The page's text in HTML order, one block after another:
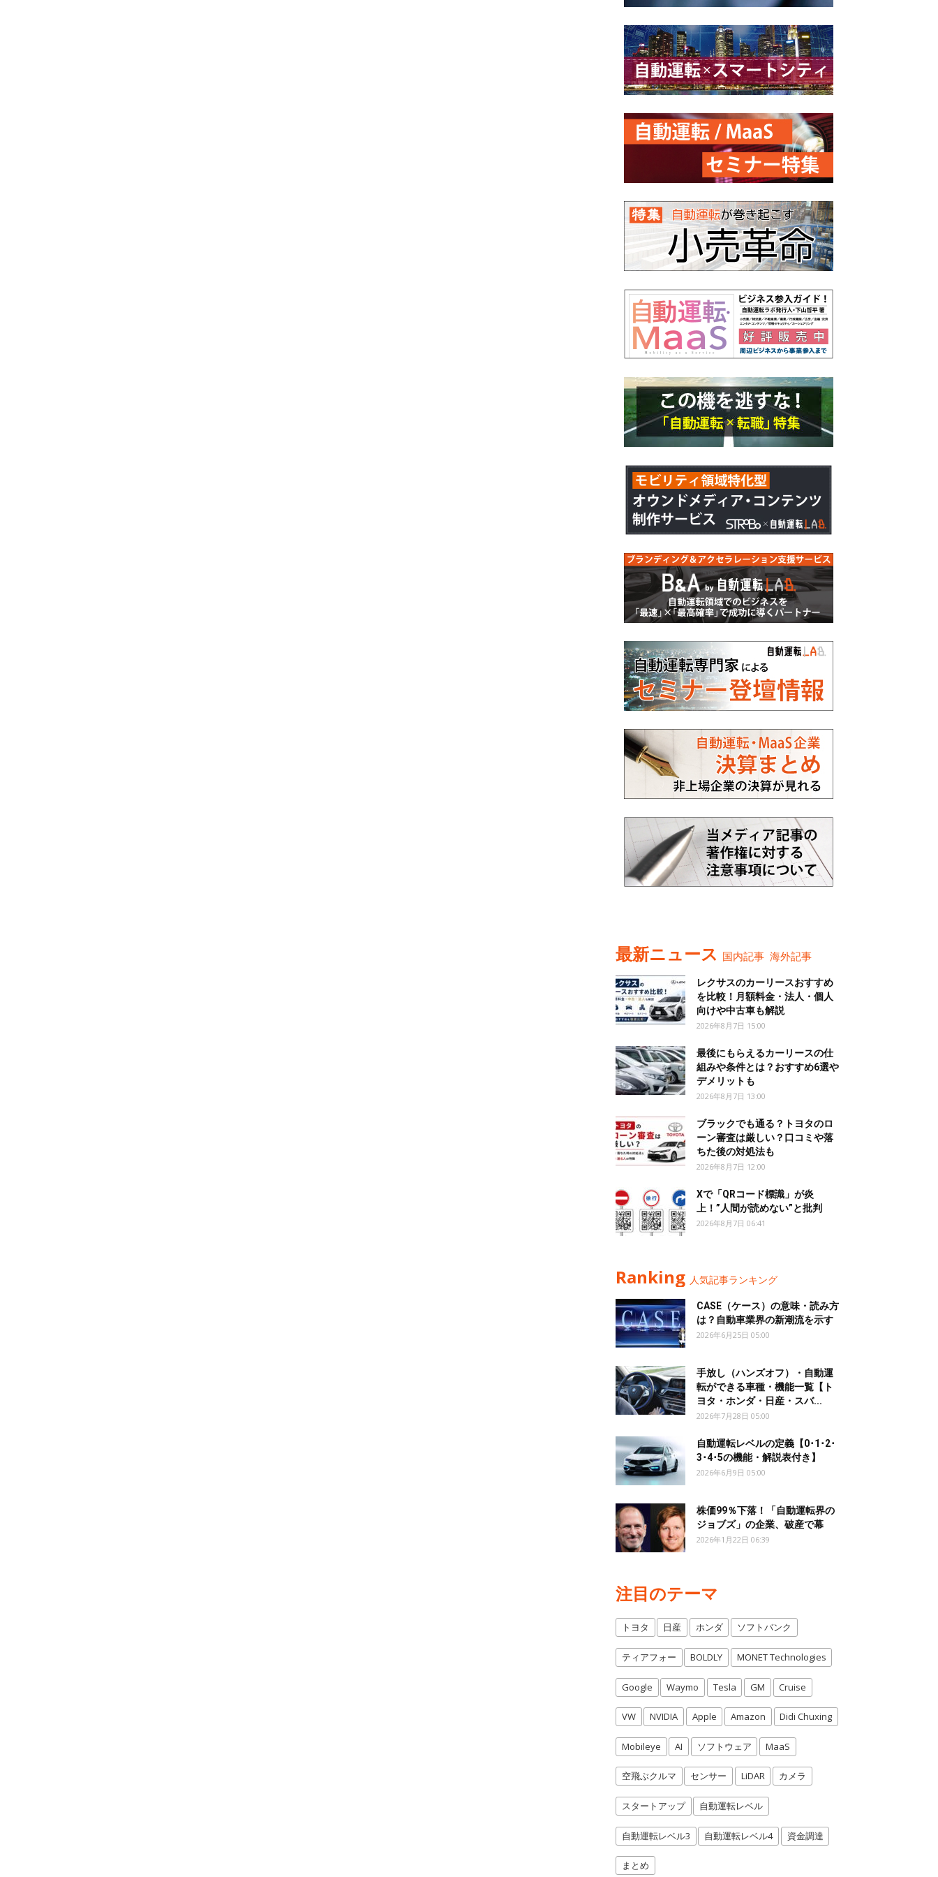
最新ニュース 国内記事 海外記事
レクサスのカーリースおすすめ
を比較！月額料金・法人・個人
向けや中古車も解説
2026年8月7日 15:00
最後にもらえるカーリースの仕
組みや条件とは？おすすめ6選や
デメリットも
2026年8月7日 13:00
ブラックでも通る？トヨタのロ
ーン審査は厳しい？口コミや落
ちた後の対処法も
2026年8月7日 12:00
Xで「QRコード標識」が炎
上！”人間が読めない”と批判
2026年8月7日 06:41
Ranking 人気記事ランキング
CASE（ケース）の意味・読み方
は？自動車業界の新潮流を示す
2026年6月25日 05:00
手放し（ハンズオフ）・自動運
転ができる車種・機能一覧【ト
ヨタ・ホンダ・日産・スバ...
2026年7月28日 05:00
自動運転レベルの定義【0･1･2･
3･4･5の機能・解説表付き】
2026年6月9日 05:00
株価99％下落！「自動運転界の
ジョブズ」の企業、破産で幕
2026年1月22日 06:39
注目のテーマ
トヨタ 日産 ホンダ ソフトバンク
ティアフォー BOLDLY MONET Technologies
Google Waymo Tesla GM Cruise
VW NVIDIA Apple Amazon Didi Chuxing
Mobileye AI ソフトウェア MaaS
空飛ぶクルマ センサー LiDAR カメラ
スタートアップ 自動運転レベル
自動運転レベル3 自動運転レベル4 資金調達
まとめ